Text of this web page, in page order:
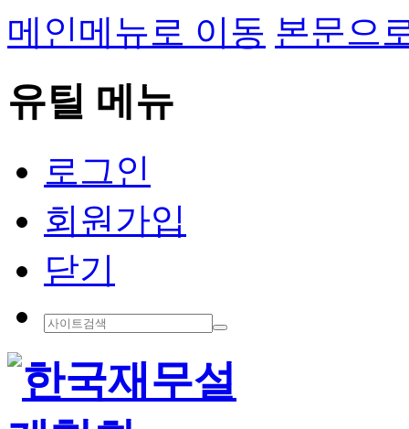
메인메뉴로 이동 본문으
유틸 메뉴
로그인
회원가입
닫기